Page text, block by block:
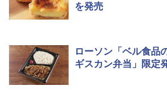
シャープ ウォー
クション トース
￥44,800
を発売
ローソン「ベル食品
ギスカン弁当」限定